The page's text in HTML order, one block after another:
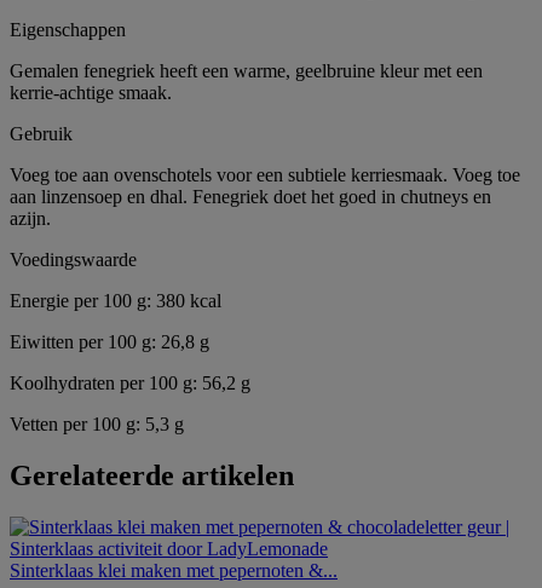
Eigenschappen
Gemalen fenegriek heeft een warme, geelbruine kleur met een
kerrie-achtige smaak.
Gebruik
Voeg toe aan ovenschotels voor een subtiele kerriesmaak. Voeg toe
aan linzensoep en dhal. Fenegriek doet het goed in chutneys en
azijn.
Voedingswaarde
Energie per 100 g: 380 kcal
Eiwitten per 100 g: 26,8 g
Koolhydraten per 100 g: 56,2 g
Vetten per 100 g: 5,3 g
Gerelateerde artikelen
Sinterklaas klei maken met pepernoten &...